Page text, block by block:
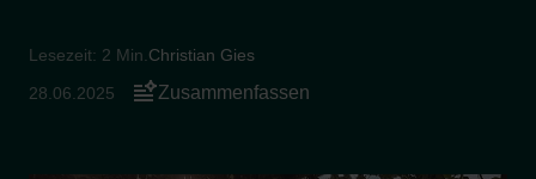
Lesezeit: 2 Min. Christian Gies
28.06.2025
Zusammenfassen